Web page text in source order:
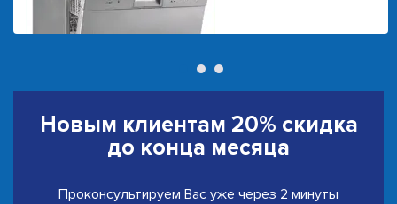
Новым клиентам 20% скидка
до конца месяца
Проконсультируем Вас уже через 2 минуты